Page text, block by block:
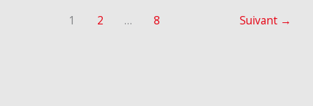
1 2 … 8 Suivant →